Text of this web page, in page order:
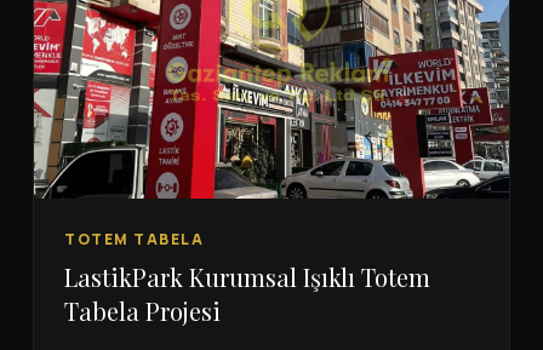
TOTEM TABELA
LastikPark Kurumsal Işıklı Totem
Tabela Projesi